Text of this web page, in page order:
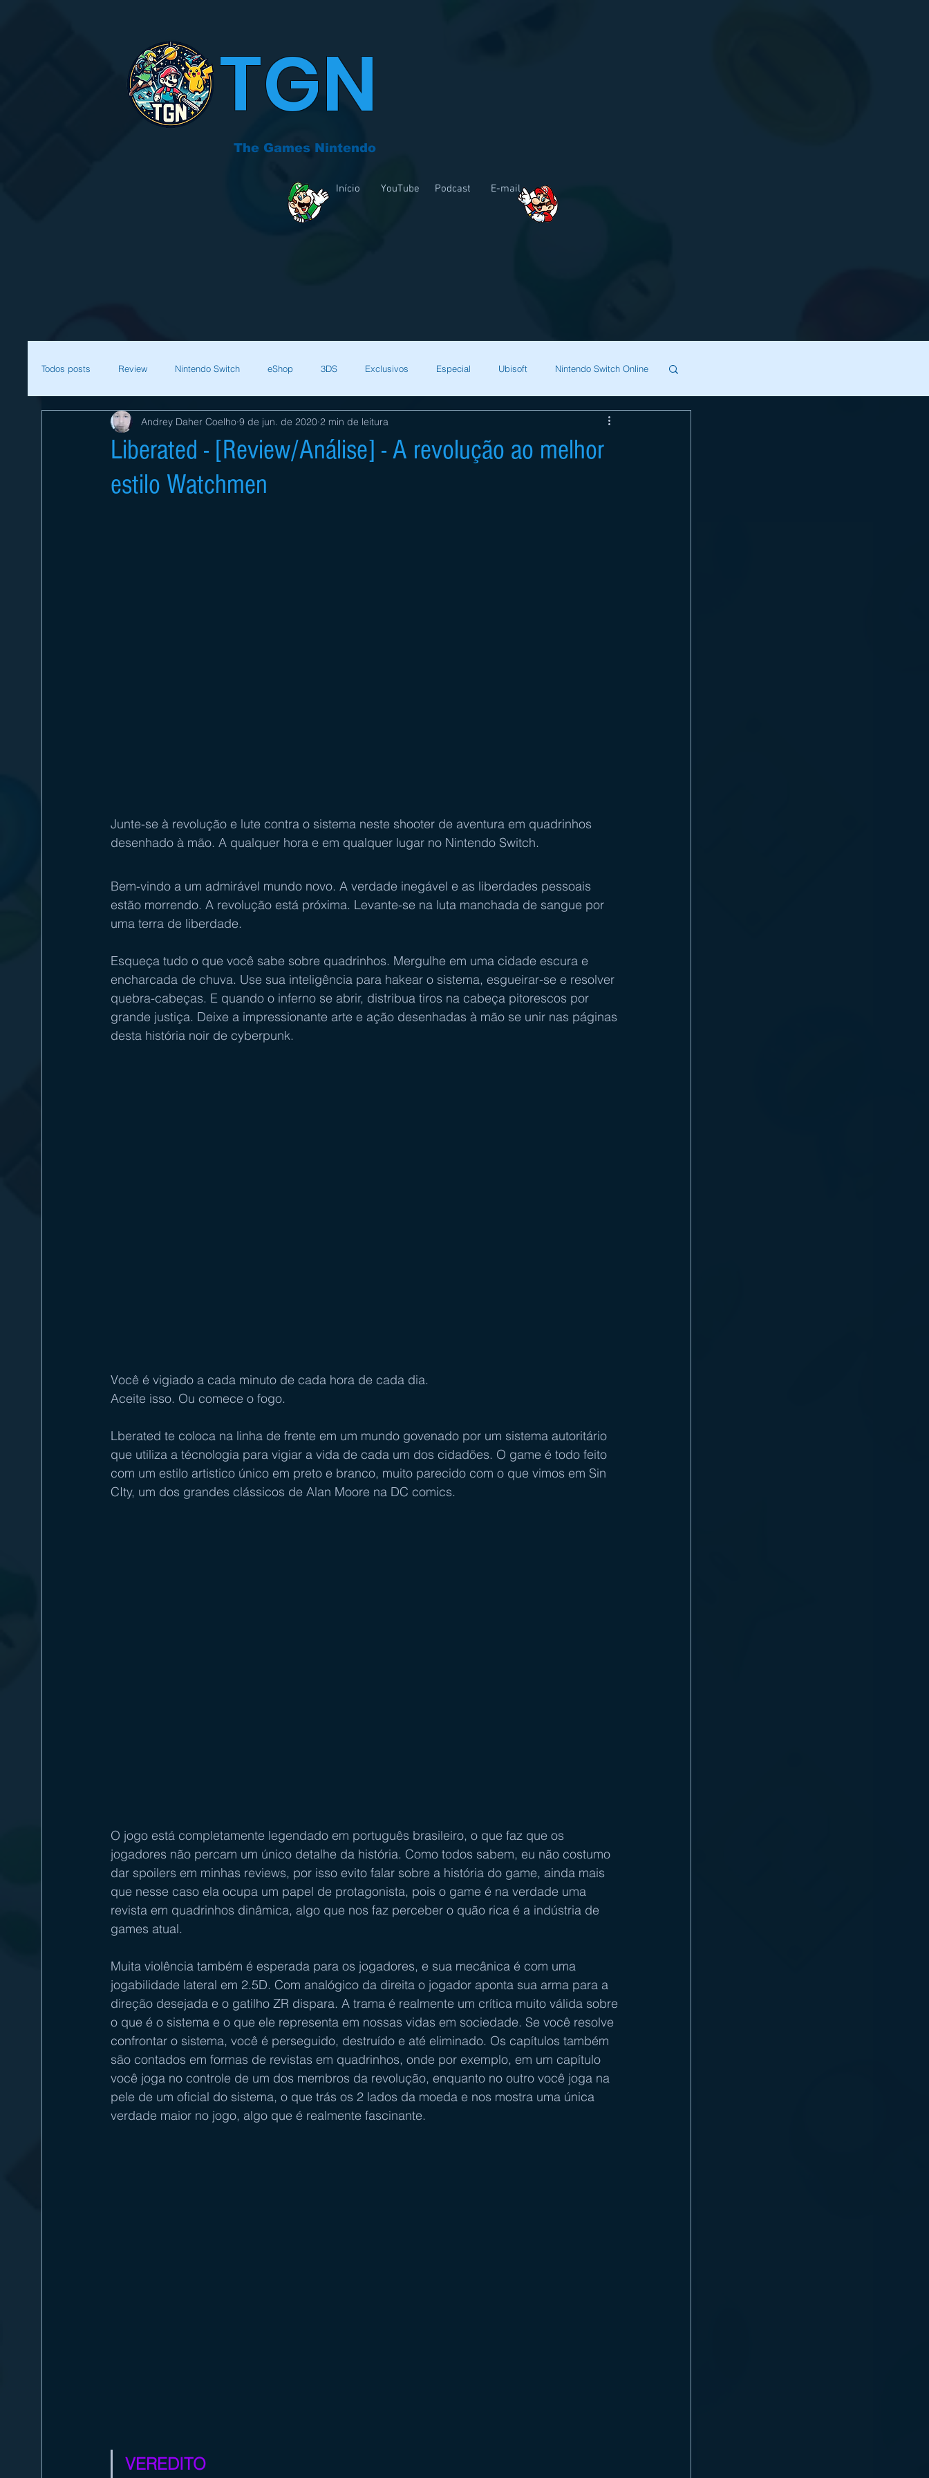
TGN
The Games Nintendo
Início YouTube Podcast E-mail
Todos posts Review Nintendo Switch eShop 3DS Exclusivos Especial Ubisoft Nintendo Switch Online
Mega Man Zelda Bethesda Capcom Square Enix
Sessão Retro Final Fantasy Xenoblade
Liberated - [Review/Análise] - A revolução ao melhor
estilo Watchmen
Andrey Daher Coelho 9 de jun. de 2020 2 min de leitura
Junte-se à revolução e lute contra o sistema neste shooter de aventura em quadrinhos
desenhado à mão. A qualquer hora e em qualquer lugar no Nintendo Switch.
Bem-vindo a um admirável mundo novo. A verdade inegável e as liberdades pessoais
estão morrendo. A revolução está próxima. Levante-se na luta manchada de sangue por
uma terra de liberdade.
Esqueça tudo o que você sabe sobre quadrinhos. Mergulhe em uma cidade escura e
encharcada de chuva. Use sua inteligência para hakear o sistema, esgueirar-se e resolver
quebra-cabeças. E quando o inferno se abrir, distribua tiros na cabeça pitorescos por
grande justiça. Deixe a impressionante arte e ação desenhadas à mão se unir nas páginas
desta história noir de cyberpunk.
Você é vigiado a cada minuto de cada hora de cada dia.
Aceite isso. Ou comece o fogo.
Lberated te coloca na linha de frente em um mundo govenado por um sistema autoritário
que utiliza a técnologia para vigiar a vida de cada um dos cidadões. O game é todo feito
com um estilo artistico único em preto e branco, muito parecido com o que vimos em Sin
CIty, um dos grandes clássicos de Alan Moore na DC comics.
O jogo está completamente legendado em português brasileiro, o que faz que os
jogadores não percam um único detalhe da história. Como todos sabem, eu não costumo
dar spoilers em minhas reviews, por isso evito falar sobre a história do game, ainda mais
que nesse caso ela ocupa um papel de protagonista, pois o game é na verdade uma
revista em quadrinhos dinâmica, algo que nos faz perceber o quão rica é a indústria de
games atual.
Muita violência também é esperada para os jogadores, e sua mecânica é com uma
jogabilidade lateral em 2.5D. Com analógico da direita o jogador aponta sua arma para a
direção desejada e o gatilho ZR dispara. A trama é realmente um crítica muito válida sobre
o que é o sistema e o que ele representa em nossas vidas em sociedade. Se você resolve
confrontar o sistema, você é perseguido, destruído e até eliminado. Os capítulos também
são contados em formas de revistas em quadrinhos, onde por exemplo, em um capítulo
você joga no controle de um dos membros da revolução, enquanto no outro você joga na
pele de um oficial do sistema, o que trás os 2 lados da moeda e nos mostra uma única
verdade maior no jogo, algo que é realmente fascinante.
VEREDITO